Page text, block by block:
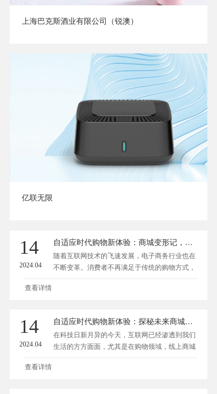
上海巴克斯酒业有限公司（锐澳）
亿联无限
14
2024.04
自适应时代购物新体验：商城变形记，个性随心动
随着互联网技术的飞速发展，电子商务行业也在
不断变革。消费者不再满足于传统的购物方式，
他们追求更加个性化、便捷的购物体验。为了满
更随心 自适应网页设计（Responsive Web
Design，简称RWD）是一种网...
查看详情
14
2024.04
自适应时代购物新体验：探秘未来商城的灵活变奏
在科技日新月异的今天，互联网已经渗透到我们
生活的方方面面，尤其是在购物领域，线上商城
的崛起为消费者带来了前所未有的便捷。随着人
查看详情